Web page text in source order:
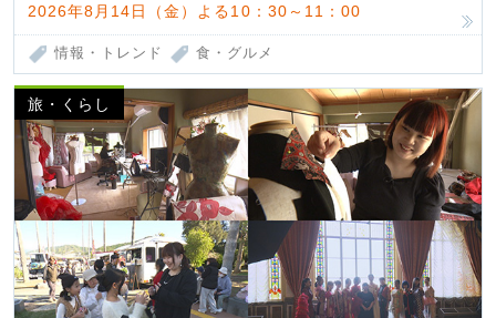
2026年8月14日（金）よる10：30～11：00
情報・トレンド 食・グルメ
旅・くらし